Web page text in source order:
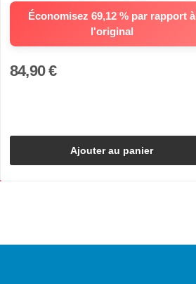
Économisez 69,12 % par rapport à
l'original
84,90 €
Ajouter au panier